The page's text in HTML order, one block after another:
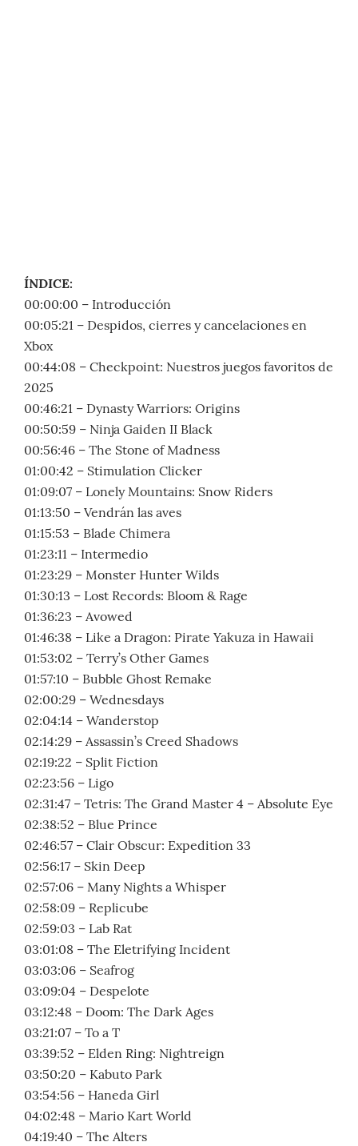
ÍNDICE:
00:00:00 – Introducción
00:05:21 – Despidos, cierres y cancelaciones en
Xbox
00:44:08 – Checkpoint: Nuestros juegos favoritos de
2025
00:46:21 – Dynasty Warriors: Origins
00:50:59 – Ninja Gaiden II Black
00:56:46 – The Stone of Madness
01:00:42 – Stimulation Clicker
01:09:07 – Lonely Mountains: Snow Riders
01:13:50 – Vendrán las aves
01:15:53 – Blade Chimera
01:23:11 – Intermedio
01:23:29 – Monster Hunter Wilds
01:30:13 – Lost Records: Bloom & Rage
01:36:23 – Avowed
01:46:38 – Like a Dragon: Pirate Yakuza in Hawaii
01:53:02 – Terry’s Other Games
01:57:10 – Bubble Ghost Remake
02:00:29 – Wednesdays
02:04:14 – Wanderstop
02:14:29 – Assassin’s Creed Shadows
02:19:22 – Split Fiction
02:23:56 – Ligo
02:31:47 – Tetris: The Grand Master 4 – Absolute Eye
02:38:52 – Blue Prince
02:46:57 – Clair Obscur: Expedition 33
02:56:17 – Skin Deep
02:57:06 – Many Nights a Whisper
02:58:09 – Replicube
02:59:03 – Lab Rat
03:01:08 – The Eletrifying Incident
03:03:06 – Seafrog
03:09:04 – Despelote
03:12:48 – Doom: The Dark Ages
03:21:07 – To a T
03:39:52 – Elden Ring: Nightreign
03:50:20 – Kabuto Park
03:54:56 – Haneda Girl
04:02:48 – Mario Kart World
04:19:40 – The Alters